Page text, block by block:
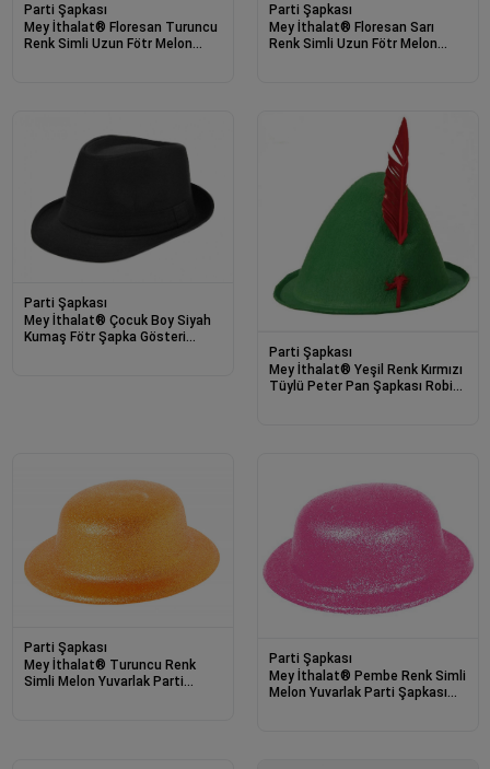
Parti Şapkası
Mey İthalat® Floresan Turuncu
Renk Simli Uzun Fötr Melon
Parti Şapkası
Mey İthalat® Floresan Sarı
Renk Simli Uzun Fötr Melon
Parti Şapkası
Mey İthalat® Çocuk Boy Siyah
Kumaş Fötr Şapka Gösteri
Parti Şapkası
Mey İthalat® Yeşil Renk Kırmızı
Tüylü Peter Pan Şapkası Robin
Parti Şapkası
Mey İthalat® Turuncu Renk
Simli Melon Yuvarlak Parti
Parti Şapkası
Mey İthalat® Pembe Renk Simli
Melon Yuvarlak Parti Şapkası